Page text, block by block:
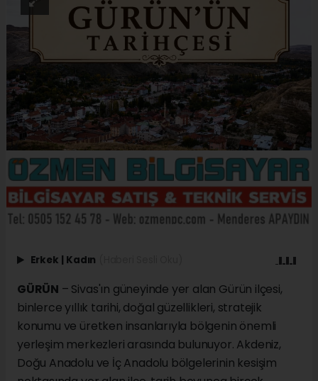
Erkek | Kadın
GÜRÜN – Sivas'ın güneyinde yer alan Gürün ilçesi,
binlerce yıllık tarihi, doğal güzellikleri, stratejik
konumu ve üretken insanlarıyla bölgenin önemli
yerleşim merkezleri arasında bulunuyor. Akdeniz,
Doğu Anadolu ve İç Anadolu bölgelerinin kesişim